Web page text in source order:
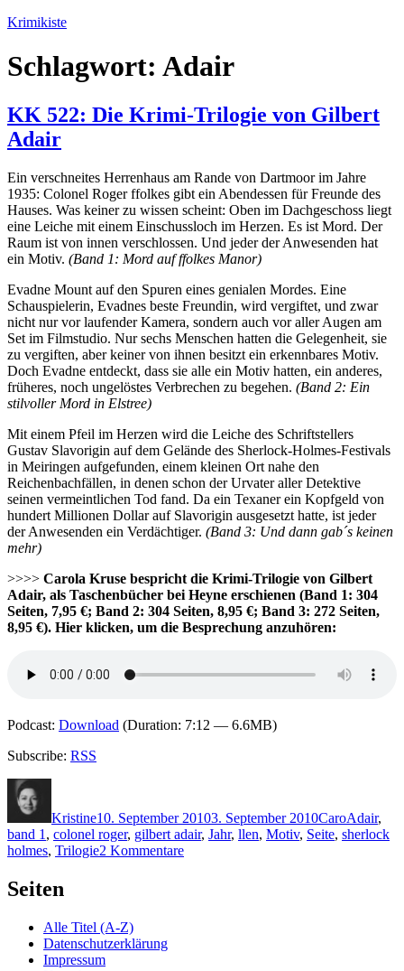
Zum
springen
Krimikiste
Schlagwort: Adair
KK 522: Die Krimi-Trilogie von Gilbert
Adair
Ein verschneites Herrenhaus am Rande von Dartmoor im Jahre
1935: Colonel Roger ffolkes gibt ein Abendessen für Freunde des
Hauses. Was keiner zu wissen scheint: Oben im Dachgeschoss liegt
eine Leiche mit einem Einschussloch im Herzen. Es ist Mord. Der
Raum ist von innen verschlossen. Und jeder der Anwesenden hat
ein Motiv. (Band 1: Mord auf ffolkes Manor)
Evadne Mount auf den Spuren eines genialen Mordes. Eine
Schauspielerin, Evadnes beste Freundin, wird vergiftet, und zwar
nicht nur vor laufender Kamera, sondern auch vor aller Augen am
Set im Filmstudio. Nur sechs Menschen hatten die Gelegenheit, sie
zu vergiften, aber keiner von ihnen besitzt ein erkennbares Motiv.
Doch Evadne entdeckt, dass sie alle ein Motiv hatten, ein anderes,
früheres, noch ungelöstes Verbrechen zu begehen. (Band 2: Ein
stilvoller Mord in Elstree)
Mit einem Pfeil im Herzen wird die Leiche des Schriftstellers
Gustav Slavorigin auf dem Gelände des Sherlock-Holmes-Festivals
in Meiringen aufgefunden, einem kleinen Ort nahe den
Reichenbachfällen, in denen schon der Urvater aller Detektive
seinen vermeintlichen Tod fand. Da ein Texaner ein Kopfgeld von
hundert Millionen Dollar auf Slavorigin ausgesetzt hatte, ist jeder
der Anwesenden ein Verdächtiger. (Band 3: Und dann gab´s keinen
mehr)
>>>> Carola Kruse bespricht die Krimi-Trilogie von Gilbert
Adair, als Taschenbücher bei Heyne erschienen (Band 1: 304
Seiten, 7,95 €; Band 2: 304 Seiten, 8,95 €; Band 3: 272 Seiten,
8,95 €). Hier klicken, um die Besprechung anzuhören:
Podcast: Download (Duration: 7:12 — 6.6MB)
Subscribe: RSS
Kristine10. September 20103. September 2010CaroAdair,
band 1 , colonel roger, gilbert adair, Jahr, llen, Motiv, Seite, sherlock
holmes, Trilogie2 Kommentarezu
Seiten
Alle Titel (A-Z)
Datenschutzerklärung
Impressum